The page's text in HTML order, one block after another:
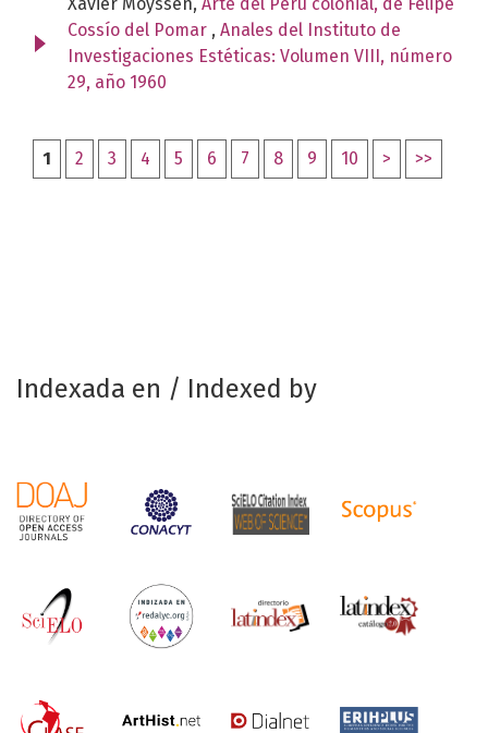
Cossío del Pomar , Anales del Instituto de
Investigaciones Estéticas: Volumen VIII, número
29, año 1960
1 2 3 4 5 6 7 8 9 10 > >>
Indexada en / Indexed by